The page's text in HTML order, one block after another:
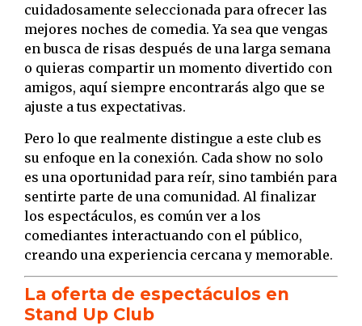
cuidadosamente seleccionada para ofrecer las
mejores noches de comedia. Ya sea que vengas
en busca de risas después de una larga semana
o quieras compartir un momento divertido con
amigos, aquí siempre encontrarás algo que se
ajuste a tus expectativas.
Pero lo que realmente distingue a este club es
su enfoque en la conexión. Cada show no solo
es una oportunidad para reír, sino también para
sentirte parte de una comunidad. Al finalizar
los espectáculos, es común ver a los
comediantes interactuando con el público,
creando una experiencia cercana y memorable.
La oferta de espectáculos en
Stand Up Club